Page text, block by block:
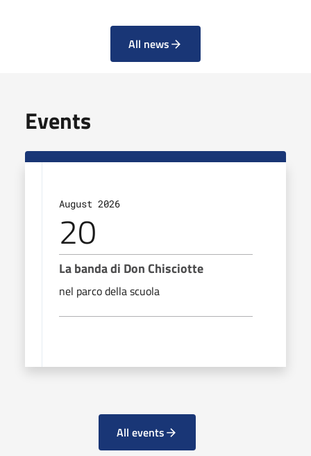
All news
Events
August 2026
20
La banda di Don Chisciotte
nel parco della scuola
All events